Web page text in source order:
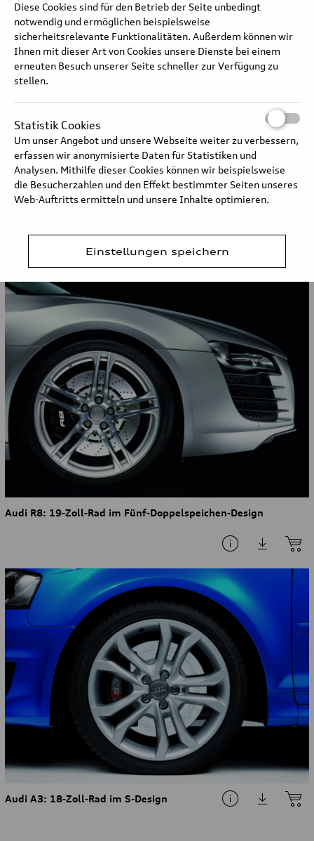
Audi R8: 19-Zoll-Rad im Fünf-Doppelspeichen-Design
Audi A3: 18-Zoll-Rad im S-Design
Diese Cookies sind für den Betrieb der Seite unbedingt
notwendig und ermöglichen beispielsweise
sicherheitsrelevante Funktionalitäten. Außerdem können wir
Ihnen mit dieser Art von Cookies unsere Dienste bei einem
erneuten Besuch unserer Seite schneller zur Verfügung zu
stellen.
Statistik Cookies
Um unser Angebot und unsere Webseite weiter zu verbessern,
erfassen wir anonymisierte Daten für Statistiken und
Analysen. Mithilfe dieser Cookies können wir beispielsweise
die Besucherzahlen und den Effekt bestimmter Seiten unseres
Web-Auftritts ermitteln und unsere Inhalte optimieren.
Einstellungen speichern